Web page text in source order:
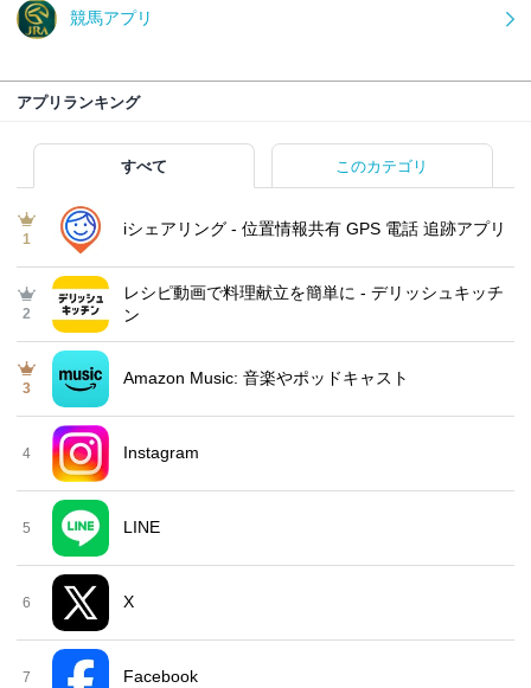
競馬アプリ
アプリランキング
すべて このカテゴリ
1
iシェアリング - 位置情報共有 GPS 電話 追跡アプリ
2
レシピ動画で料理献立を簡単‪に - デリッシュキッチ
ン
3
Amazon Music: 音楽やポッドキャスト
4 Instagram
5 LINE
6 X
7 Facebook